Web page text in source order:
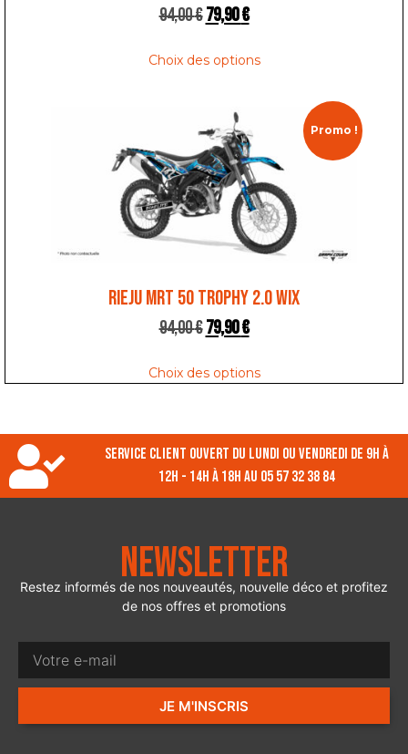
94,00€79,90€
Choix des options
Promo !
RIEJU MRT 50 TROPHY 2.0 WIX
94,00€79,90€
Choix des options
Service client ouvert du lundi ou vendredi de 9h à
12h - 14h à 18h au 05 57 32 38 84
Newsletter
Restez informés de nos nouveautés, nouvelle déco et profitez
de nos offres et promotions
JE M'INSCRIS